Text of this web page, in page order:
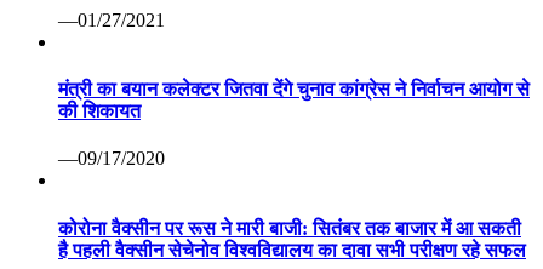
—01/27/2021
मंत्री का बयान कलेक्टर जितवा देंगे चुनाव कांग्रेस ने निर्वाचन आयोग से
की शिकायत
—09/17/2020
कोरोना वैक्सीन पर रूस ने मारी बाजी: सितंबर तक बाजार में आ सकती
है पहली वैक्सीन सेचेनोव विश्वविद्यालय का दावा सभी परीक्षण रहे सफल